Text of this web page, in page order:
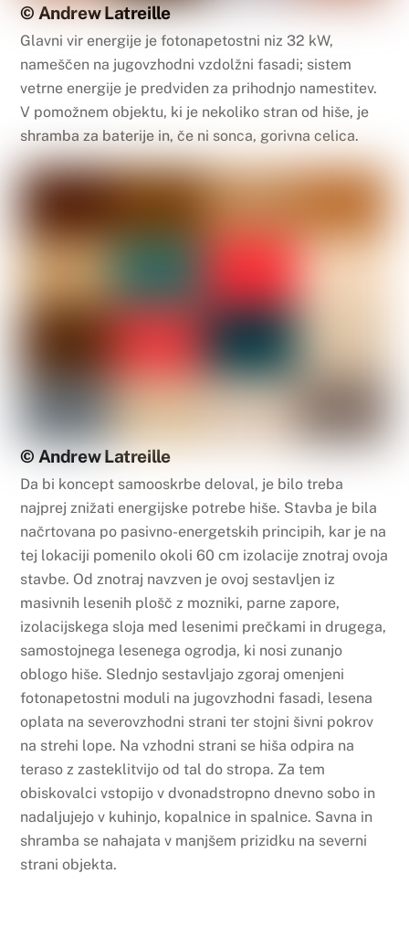
© Andrew Latreille
Glavni vir energije je fotonapetostni niz 32 kW,
nameščen na jugovzhodni vzdolžni fasadi; sistem
vetrne energije je predviden za prihodnjo namestitev.
V pomožnem objektu, ki je nekoliko stran od hiše, je
shramba za baterije in, če ni sonca, gorivna celica.
© Andrew Latreille
Da bi koncept samooskrbe deloval, je bilo treba
najprej znižati energijske potrebe hiše. Stavba je bila
načrtovana po pasivno-energetskih principih, kar je na
tej lokaciji pomenilo okoli 60 cm izolacije znotraj ovoja
stavbe. Od znotraj navzven je ovoj sestavljen iz
masivnih lesenih plošč z mozniki, parne zapore,
izolacijskega sloja med lesenimi prečkami in drugega,
samostojnega lesenega ogrodja, ki nosi zunanjo
oblogo hiše. Slednjo sestavljajo zgoraj omenjeni
fotonapetostni moduli na jugovzhodni fasadi, lesena
oplata na severovzhodni strani ter stojni šivni pokrov
na strehi lope. Na vzhodni strani se hiša odpira na
teraso z zasteklitvijo od tal do stropa. Za tem
obiskovalci vstopijo v dvonadstropno dnevno sobo in
nadaljujejo v kuhinjo, kopalnice in spalnice. Savna in
shramba se nahajata v manjšem prizidku na severni
strani objekta.